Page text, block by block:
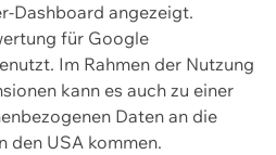
Dashboard angezeigt.
für Google
Im Rahmen der Nutzung
kann es auch zu einer
Daten an die
den USA kommen.